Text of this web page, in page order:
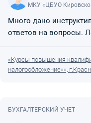
МКУ «ЦБУО
Много дано
ответов на вопросы.
«Курсы повышения
налогообложение»»,
БУХГАЛТЕРСКИЙ УЧЕТ